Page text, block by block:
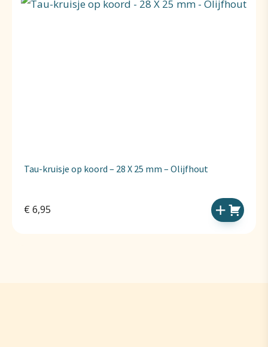
Tau-kruisje op koord – 28 X 25 mm – Olijfhout
€ 6,95